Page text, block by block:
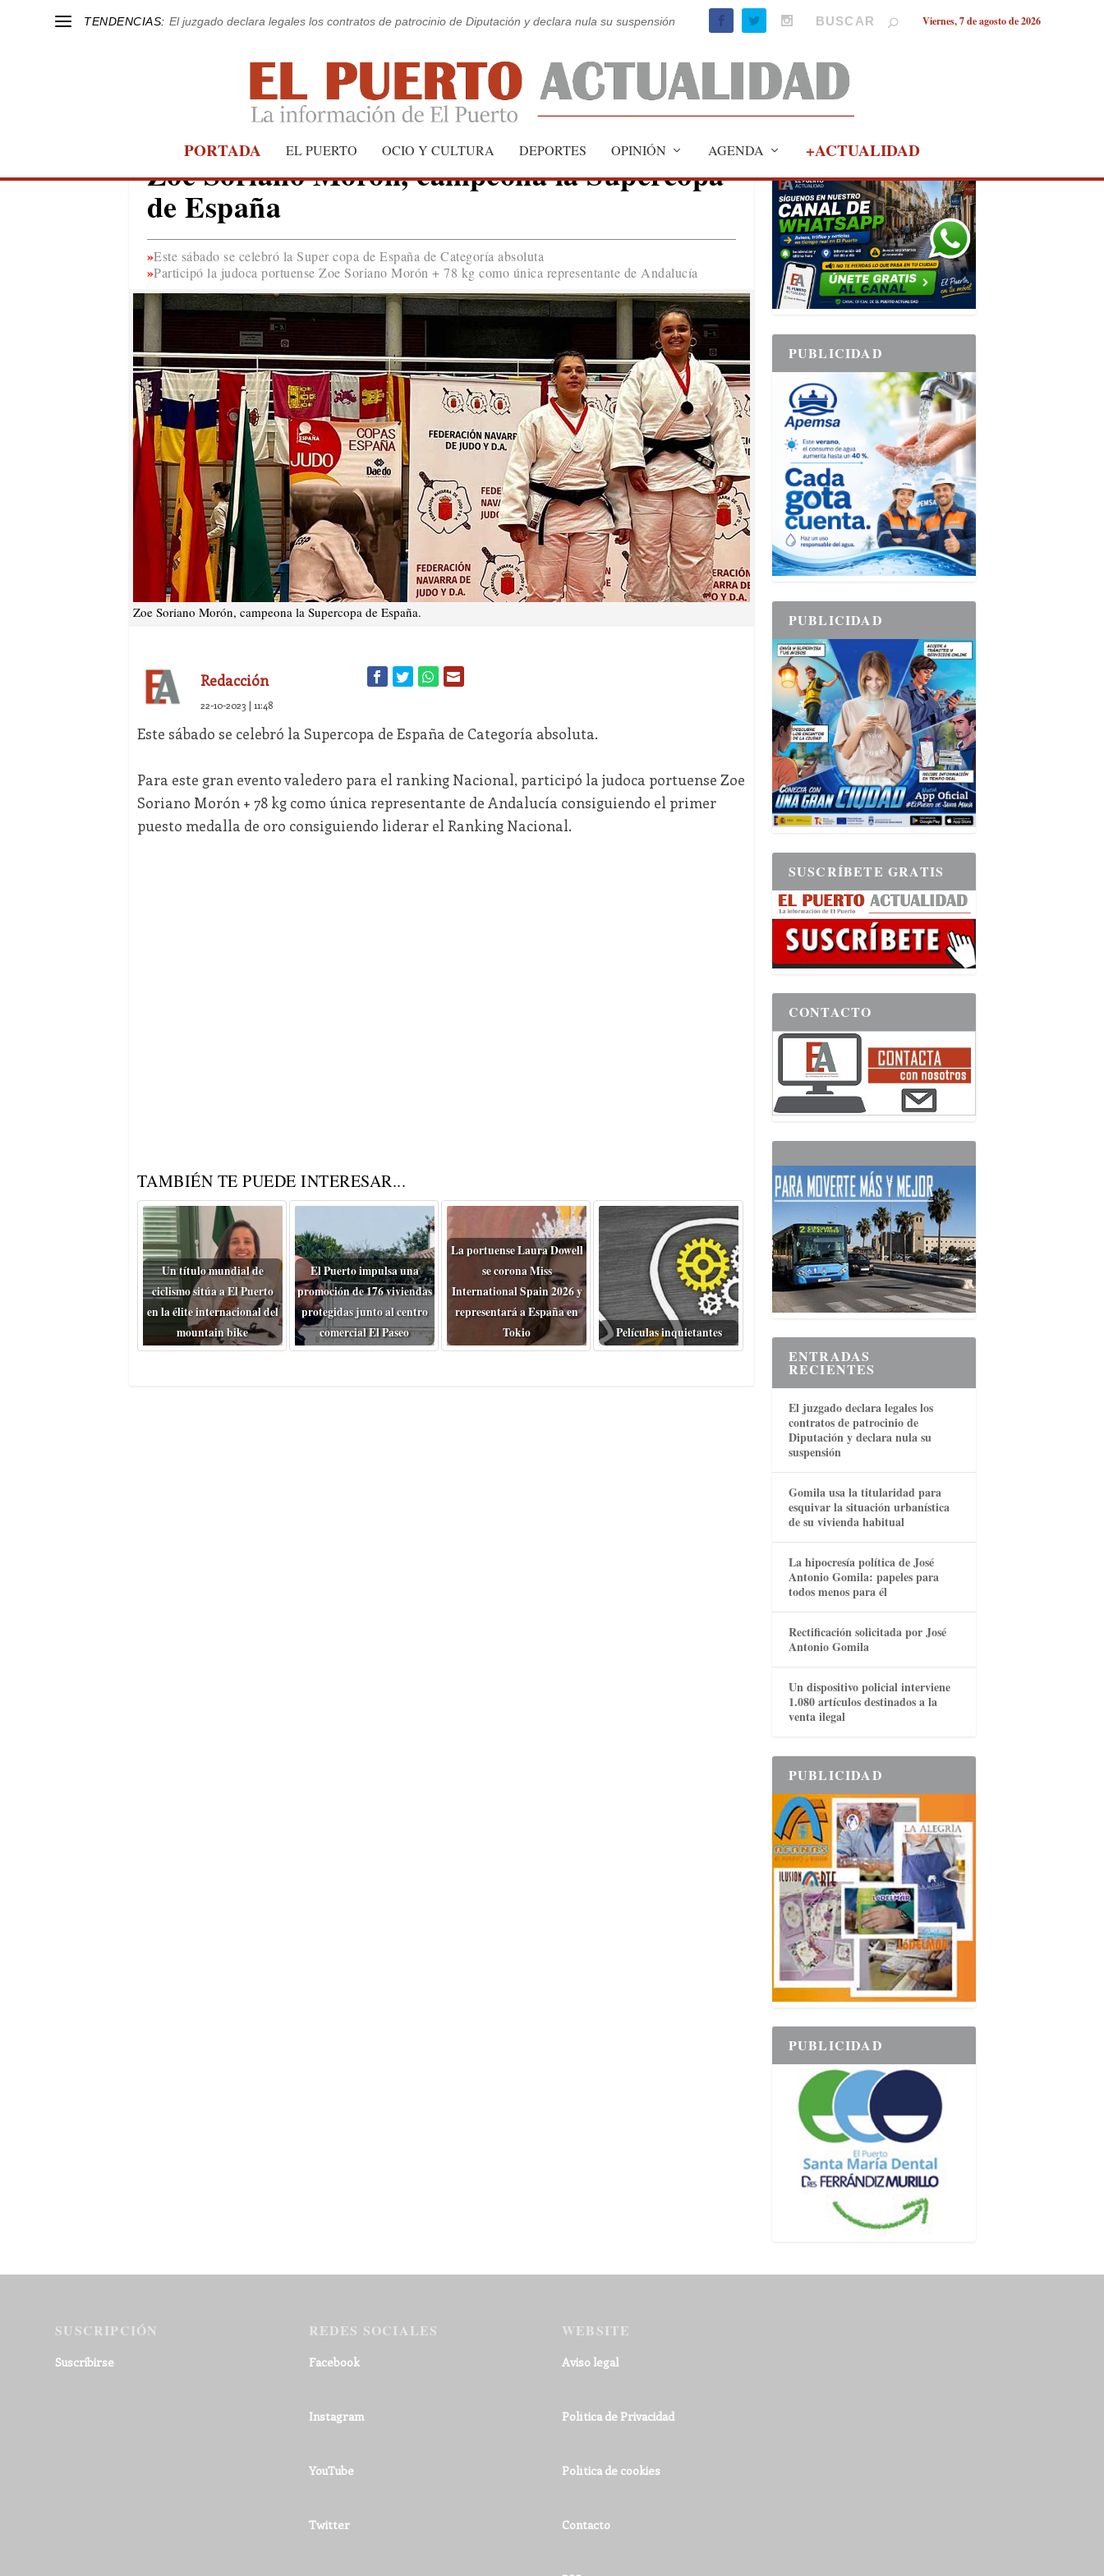
TENDENCIAS: El juzgado declara legales los contratos de patrocinio de Diputación y declara nula su suspensión Viernes, 7 de agosto de 2026
PORTADA EL PUERTO OCIO Y CULTURA DEPORTES OPINIÓN AGENDA +ACTUALIDAD
JUDO
Zoe Soriano Morón, campeona la Supercopa
de España
Este sábado se celebró la Super copa de España de Categoría absoluta
Participó la judoca portuense Zoe Soriano Morón + 78 kg como única representante de Andalucía
Zoe Soriano Morón, campeona la Supercopa de España.
Redacción
22-10-2023 | 11:48
Este sábado se celebró la Supercopa de España de Categoría absoluta.
Para este gran evento valedero para el ranking Nacional, participó la judoca portuense Zoe
Soriano Morón + 78 kg como única representante de Andalucía consiguiendo el primer
puesto medalla de oro consiguiendo liderar el Ranking Nacional.
TAMBIÉN TE PUEDE INTERESAR...
Un título mundial de
ciclismo sitúa a El Puerto
en la élite internacional del
mountain bike
El Puerto impulsa una
promoción de 176 viviendas
protegidas junto al centro
comercial El Paseo
La portuense Laura Dowell
se corona Miss
International Spain 2026 y
representará a España en
Tokio
Películas inquietantes
PUBLICIDAD
PUBLICIDAD
PUBLICIDAD
SUSCRÍBETE GRATIS
CONTACTO
ENTRADAS
RECIENTES
El juzgado declara legales los
contratos de patrocinio de
Diputación y declara nula su
suspensión
Gomila usa la titularidad para
esquivar la situación urbanística
de su vivienda habitual
La hipocresía política de José
Antonio Gomila: papeles para
todos menos para él
Rectificación solicitada por José
Antonio Gomila
Un dispositivo policial interviene
1.080 artículos destinados a la
venta ilegal
PUBLICIDAD
PUBLICIDAD
SUSCRIPCIÓN
Suscribirse
REDES SOCIALES
Facebook
Instagram
YouTube
Twitter
WEBSITE
Aviso legal
Política de Privacidad
Política de cookies
Contacto